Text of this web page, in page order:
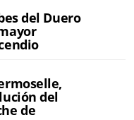
del Duero
del
de